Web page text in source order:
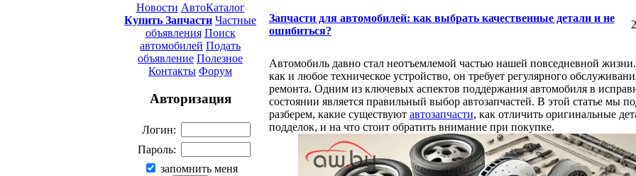
Новости АвтоКаталог
Купить Запчасти Частные
объявления Поиск
автомобилей Подать
объявление Полезное
Контакты Форум
Авторизация
Логин:
Пароль:
запомнить меня
Запчасти для автомобилей: как выбрать качественные детали и не
ошибиться?
Автомобиль давно стал неотъемлемой частью нашей повседневной
как и любое техническое устройство, он требует регулярного
ремонта. Одним из ключевых аспектов поддержания автомобиля в
состоянии является правильный выбор автозапчастей. В этой статье мы
разберем, какие существуют автозапчасти, как отличить оригинальные
подделок, и на что стоит обратить внимание при покупке.